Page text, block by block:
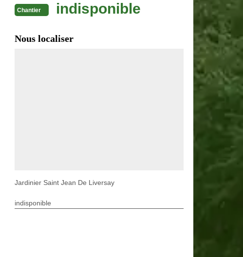
Chantier indisponible
Nous localiser
Jardinier Saint Jean De Liversay
indisponible